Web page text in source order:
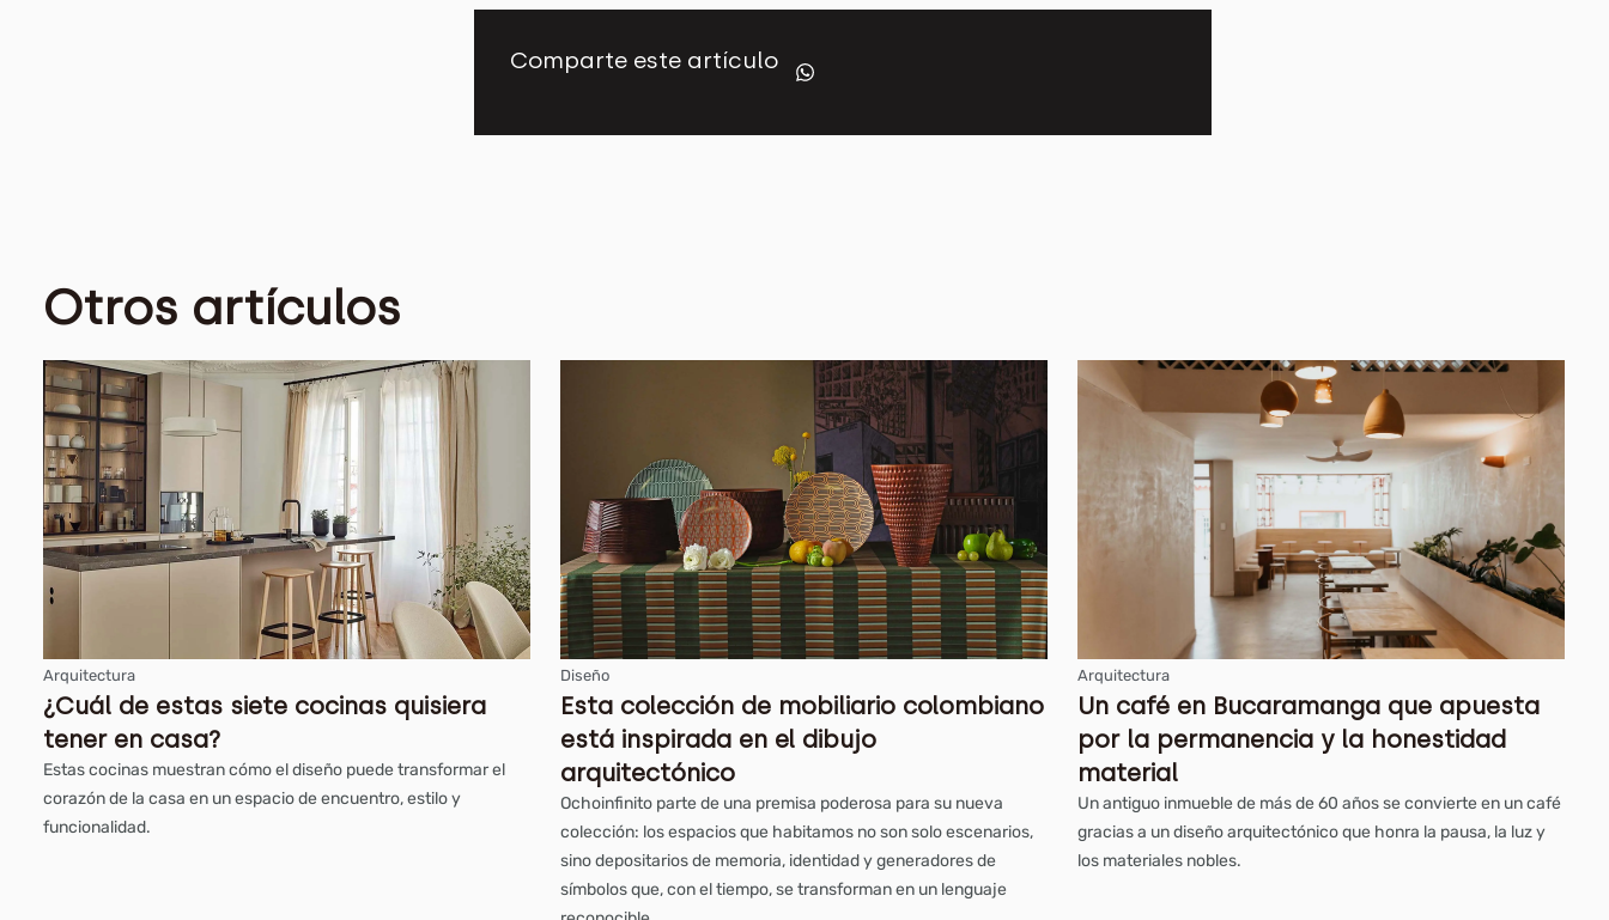
Comparte este artículo
Otros artículos
Arquitectura
¿Cuál de estas siete cocinas quisiera
tener en casa?
Estas cocinas muestran cómo el diseño puede transformar el
corazón de la casa en un espacio de encuentro, estilo y
funcionalidad.
Diseño
Esta colección de mobiliario colombiano
está inspirada en el dibujo
arquitectónico
Ochoinfinito parte de una premisa poderosa para su nueva
colección: los espacios que habitamos no son solo escenarios,
sino depositarios de memoria, identidad y generadores de
símbolos que, con el tiempo, se transforman en un lenguaje
Arquitectura
Un café en Bucaramanga que apuesta
por la permanencia y la honestidad
material
Un antiguo inmueble de más de 60 años se convierte en un café
gracias a un diseño arquitectónico que honra la pausa, la luz y
los materiales nobles.